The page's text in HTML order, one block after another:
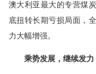
澳大利亚最大的专营煤
底扭转长期亏损局面，
力大幅增强。
乘势发展，继续发力